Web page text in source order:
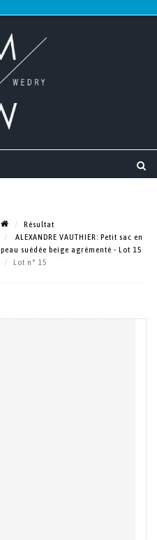
Résultat
ALEXANDRE VAUTHIER: Petit sac en
peau suédée beige agrémenté - Lot 15
Lot n° 15